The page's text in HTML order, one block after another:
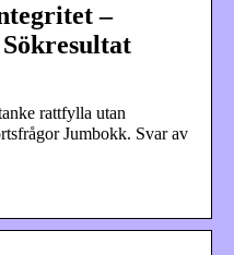
–
rattfylla utan
Jumbokk. Svar av